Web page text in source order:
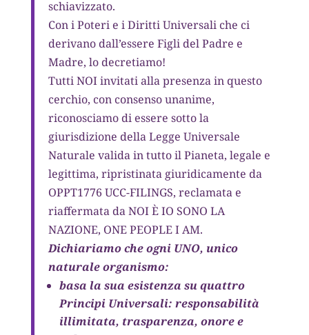
schiavizzato.
Con i Poteri e i Diritti Universali che ci
derivano dall’essere Figli del Padre e
Madre, lo decretiamo!
Tutti NOI invitati alla presenza in questo
cerchio, con consenso unanime,
riconosciamo di essere sotto la
giurisdizione della Legge Universale
Naturale valida in tutto il Pianeta, legale e
legittima, ripristinata giuridicamente da
OPPT1776 UCC-FILINGS, reclamata e
riaffermata da NOI È IO SONO LA
NAZIONE, ONE PEOPLE I AM.
Dichiariamo che ogni UNO, unico
naturale organismo:
basa la sua esistenza su quattro
Principi Universali: responsabilità
illimitata, trasparenza, onore e